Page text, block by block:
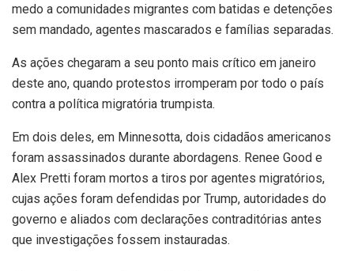
medo a comunidades migrantes com batidas e detenções
sem mandado, agentes mascarados e famílias separadas.
As ações chegaram a seu ponto mais crítico em janeiro
deste ano, quando protestos irromperam por todo o país
contra a política migratória trumpista.
Em dois deles, em Minnesotta, dois cidadãos americanos
foram assassinados durante abordagens. Renee Good e
Alex Pretti foram mortos a tiros por agentes migratórios,
cujas ações foram defendidas por Trump, autoridades do
governo e aliados com declarações contraditórias antes
que investigações fossem instauradas.